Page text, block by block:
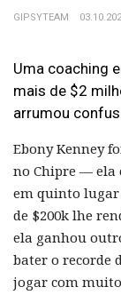
GIPSYTEAM
Uma coaching
mais de $2
arrumou
Ebony Kenney
no Chipre — ela
em quinto lugar
de $200k lhe
ela ganhou
bater o recorde
jogar com